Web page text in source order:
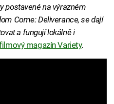
postavené na výrazném
Come: Deliverance, se dají
a fungují lokálně i
magazín Variety.